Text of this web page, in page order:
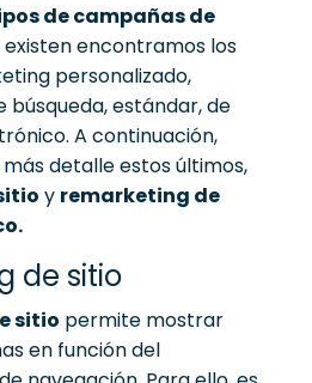
de campañas de
existen encontramos los
personalizado,
búsqueda, estándar, de
A continuación,
detalle estos últimos,
y remarketing de
de sitio
sitio permite mostrar
en función del